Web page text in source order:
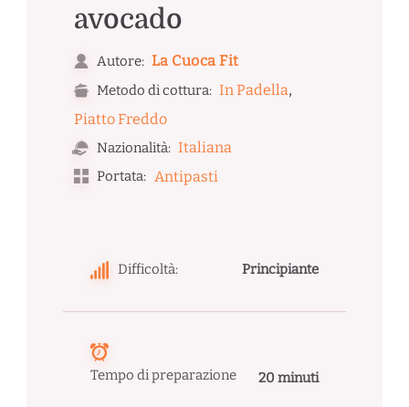
avocado
Autore: La Cuoca Fit
Metodo di cottura: In Padella,
Piatto Freddo
Nazionalità: Italiana
Portata: Antipasti
Difficoltà: Principiante
Tempo di preparazione 20 minuti